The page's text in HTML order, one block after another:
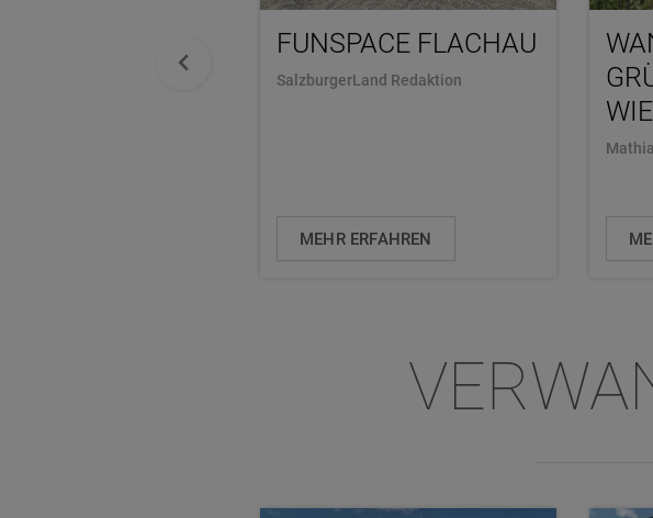
FUNSPACE FLACHAU
SalzburgerLand Redaktion
MEHR ERFAHREN